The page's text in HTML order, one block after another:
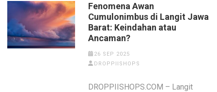
Fenomena Awan
Cumulonimbus di Langit Jawa
Barat: Keindahan atau
Ancaman?
26 SEP 2025
DROPPIISHOPS
DROPPIISHOPS.COM – Langit